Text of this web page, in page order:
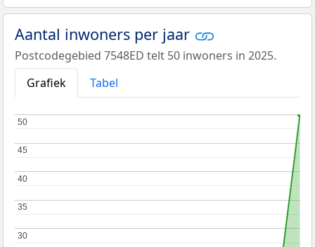
Aantal inwoners per jaar
Postcodegebied 7548ED telt 50 inwoners in 2025.
Grafiek
Tabel
30
30
35
35
40
40
45
45
50
50